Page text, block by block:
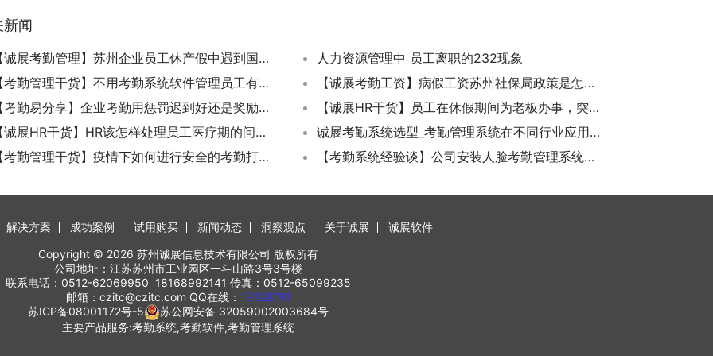
新闻
【诚展考勤管理】苏州企业员工休产假中遇到国假是否可以延长休假？
人力资源管理中 员工离职的232现象
【考勤管理干货】不用考勤系统软件管理员工有哪些后果？
【诚展考勤工资】病假工资苏州社保局政策是怎么规定的？
【考勤易分享】企业考勤用惩罚迟到好还是奖励早到好？
【诚展HR干货】员工在休假期间为老板办事，突发疾病身亡会认定工伤吗？
【诚展HR干货】HR该怎样处理员工医疗期的问题？病假和医疗期有啥区别？
诚展考勤系统选型_考勤管理系统在不同行业应用后能起什么作用了？
【考勤管理干货】疫情下如何进行安全的考勤打卡？
【考勤系统经验谈】公司安装人脸考勤管理系统会侵犯员工隐私吗？
解决方案 成功案例 试用购买 新闻动态 洞察观点 关于诚展
诚展软件
Copyright © 2026 苏州诚展信息技术有限公司 版权所有
公司地址：江苏苏州市工业园区一斗山路3号3号楼
联系电话：0512-62069950 18168992141 传真：0512-65099235
邮箱：czitc@czitc.com QQ在线： 19128781
苏ICP备08001172号-5
苏公网安备 32059002003684号
主要产品服务:考勤系统,考勤软件,考勤管理系统